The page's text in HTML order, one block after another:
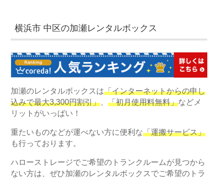
横浜市 中区の加瀬レンタルボックス
加瀬のレンタルボックスは「インターネットからの申し
込みで最大3,300円割引」 、「初月使用料無料」などメ
リットがいっぱい！
重たいものなどが運べない方に便利な「運搬サービス」
も行っております。
ハローストレージでご希望のトランクルームが見つから
ない方は、ぜひ加瀬のレンタルボックスでご希望のトラ